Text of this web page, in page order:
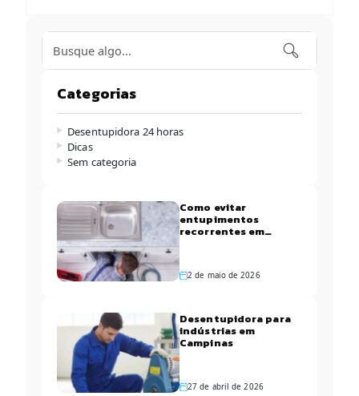
Categorias
Desentupidora 24 horas
Dicas
Sem categoria
Como evitar
entupimentos
recorrentes em
2 de maio de 2026
Desentupidora para
indústrias em
Campinas
27 de abril de 2026